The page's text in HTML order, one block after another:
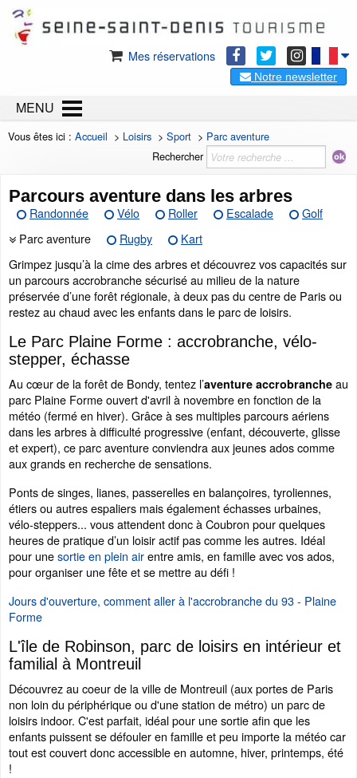
Mes réservations
Notre newsletter
MENU
Vous êtes ici : Accueil > Loisirs > Sport > Parc aventure
Rechercher
Parcours aventure dans les arbres
Randonnée Vélo Roller Escalade
Golf
Parc aventure
Rugby
Kart
Grimpez jusqu’à la cime des arbres et découvrez vos capacités sur
un parcours accrobranche sécurisé au milieu de la nature
préservée d’une forêt régionale, à deux pas du centre de Paris ou
restez au chaud avec les enfants dans le parc de loisirs.
Le Parc Plaine Forme : accrobranche, vélo-
stepper, échasse
Au cœur de la forêt de Bondy, tentez l’aventure accrobranche au
parc Plaine Forme ouvert d'avril à novembre en fonction de la
météo (fermé en hiver). Grâce à ses multiples parcours aériens
dans les arbres à difficulté progressive (enfant, découverte, glisse
et expert), ce parc aventure conviendra aux jeunes ados comme
aux grands en recherche de sensations.
Ponts de singes, lianes, passerelles en balançoires, tyroliennes,
étiers ou autres espaliers mais également échasses urbaines,
vélo-steppers... vous attendent donc à Coubron pour quelques
heures de pratique d’un loisir actif pas comme les autres. Idéal
pour unesortie en plein airentre amis, en famille avec vos ados,
pour organiser une fête et se mettre au défi !
Jours d'ouverture, comment aller à l'accrobranche du 93 - Plaine
Forme
L'île de Robinson, parc de loisirs en intérieur et
familial à Montreuil
Découvrez au coeur de la ville de Montreuil (aux portes de Paris
non loin du périphérique ou d'une station de métro) un parc de
loisirs indoor. C'est parfait, idéal pour une sortie afin que les
enfants puissent se défouler en famille et peu importe la météo car
tout est couvert donc accessible en automne, hiver, printemps, été
!